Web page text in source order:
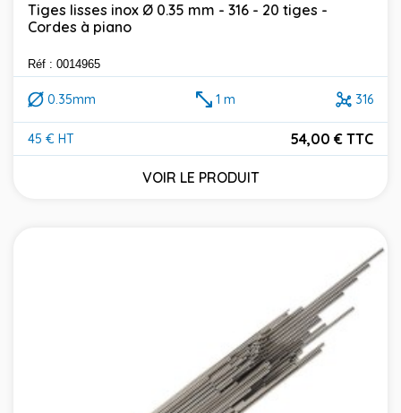
Tiges lisses inox Ø 0.35 mm - 316 - 20 tiges -
Cordes à piano
Réf : 0014965
0.35mm 1 m 316
45 € HT
Prix
54,00 € TTC
VOIR LE PRODUIT